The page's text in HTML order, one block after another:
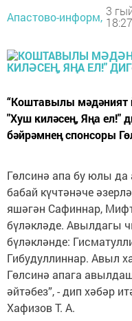
Апастово-информ, 3
18:27
“Коштавылы мәдәният
"Хуш киләсең, Яңа ел!"
бәйрәмнең спонсоры
Гөлсинә апа бу юлы
бабай күчтәнәче
яшәгән Сафиннар,
бүләкләде. Авылдагы
бүләкләнде:
Гибудуллиннар. Авыл
Гөлсинә апага
әйтәбез”, - дип хәбәр
Хафизов Т. А.